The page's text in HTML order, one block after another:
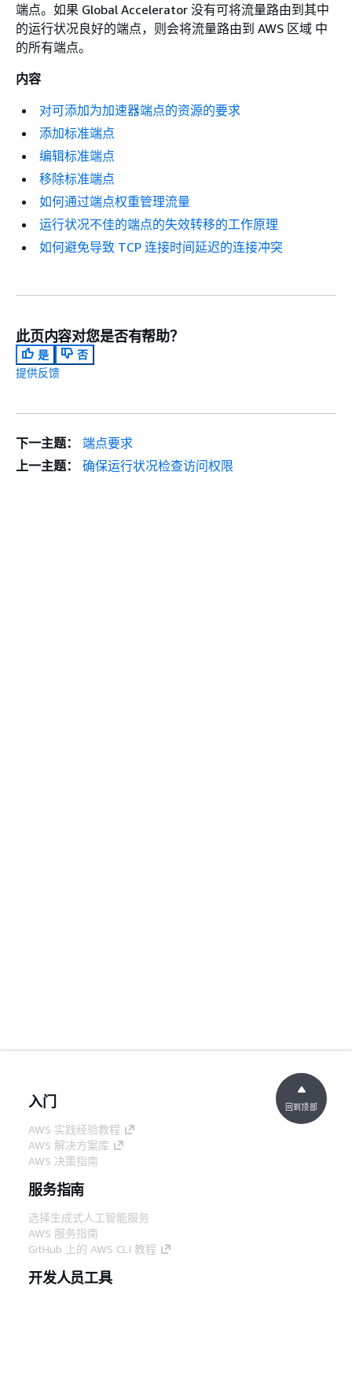
端点。如果 Global Accelerator 没有可将流量路由到其中
的运行状况良好的端点，则会将流量路由到 AWS 区域 中
的所有端点。
内容
对可添加为加速器端点的资源的要求
添加标准端点
编辑标准端点
移除标准端点
如何通过端点权重管理流量
运行状况不佳的端点的失效转移的工作原理
如何避免导致 TCP 连接时间延迟的连接冲突
此页内容对您是否有帮助？
是
否
提供反馈
下一主题：
端点要求
上一主题：
确保运行状况检查访问权限
入门
AWS 实践经验教程
AWS 解决方案库
AWS 决策指南
服务指南
选择生成式人工智能服务
AWS 服务指南
GitHub 上的 AWS CLI 教程
开发人员工具
回到顶部